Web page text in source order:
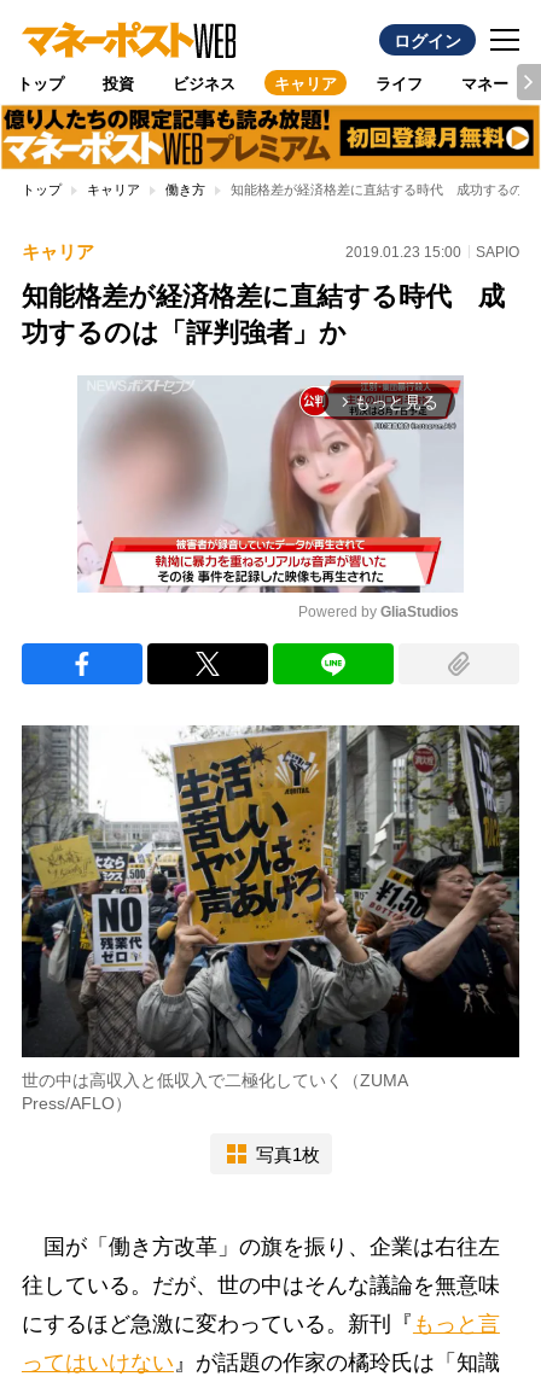
ログイン
トップ 投資 ビジネス キャリア ライフ マネー
トップ キャリア 働き方 知能格差が経済格差に直結する時代 成功するのは
キャリア 2019.01.23 15:00 SAPIO
知能格差が経済格差に直結する時代 成
功するのは「評判強者」か
arrow_forward_ios もっと見る
Powered by GliaStudios
世の中は高収入と低収入で二極化していく（ZUMA
Press/AFLO）
写真1枚
国が「働き方改革」の旗を振り、企業は右往左
往している。だが、世の中はそんな議論を無意味
にするほど急激に変わっている。新刊『 もっと言
ってはいけない』が話題の作家の橘玲氏は「知識